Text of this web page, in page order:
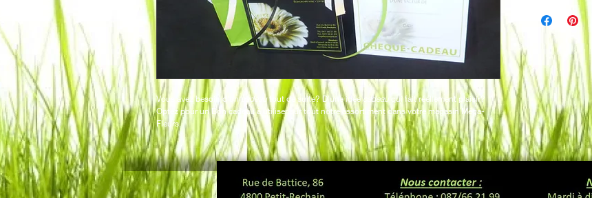
Vous avez besoin d'un cadeau tout de suite? D'une idée cadeau qui fait réellement plaisir?
Optez pour un Bon cadeau à utiliser sur tout notre assortiment dans votre magasin Méga-
Fleurs.